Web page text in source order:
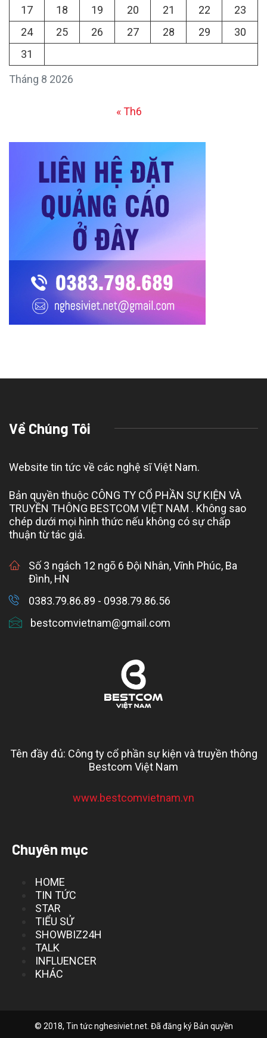
Tháng 8 2026
17
18 19 20 21 22
23
24
25 26 27 28 29
30
31
« Th6
Về Chúng Tôi
Website tin tức về các nghệ sĩ Việt Nam.
Bản quyền thuộc CÔNG TY CỔ PHẦN SỰ KIỆN VÀ
TRUYỀN THÔNG BESTCOM VIỆT NAM . Không sao
chép dưới mọi hình thức nếu không có sự chấp
thuận từ tác giả.
Số 3 ngách 12 ngõ 6 Đội Nhân, Vĩnh Phúc, Ba
Đình, HN
0383.79.86.89 - 0938.79.86.56
bestcomvietnam@gmail.com
Tên đầy đủ: Công ty cổ phần sự kiện và truyền thông
Bestcom Việt Nam
www.bestcomvietnam.vn
Chuyên mục
HOME
TIN TỨC
STAR
TIỂU SỬ
SHOWBIZ24H
TALK
INFLUENCER
KHÁC
© 2018, Tin tức nghesiviet.net. Đã đăng ký Bản quyền